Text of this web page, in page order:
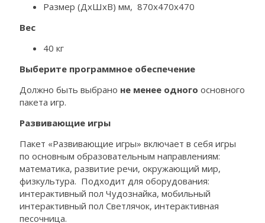
Размер (ДхШхВ) мм, 870х470х470
Вес
40 кг
Выберите программное обеспечение
Должно быть выбрано не менее одного основного
пакета игр.
Развивающие игры
Пакет «Развивающие игры» включает в себя игры
по основным образовательным направлениям:
математика, развитие речи, окружающий мир,
физкультура. Подходит для оборудования:
интерактивный пол Чудознайка, мобильный
интерактивный пол Светлячок, интерактивная
песочница.